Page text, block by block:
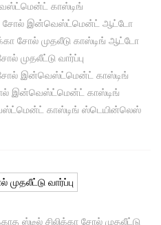
காஸ்டிங்
சோல் இன்வெஸ்ட்மென்ட் ஆட்டோ
சோல் முதலீடு காஸ்டிங் ஆட்டோ
முதலீட்டு வார்ப்பு
சோல் இன்வெஸ்ட்மென்ட் காஸ்டிங்
இன்வெஸ்ட்மென்ட் காஸ்டிங்
காஸ்டிங் ஸ்டெயின்லெஸ்
முதலீட்டு வார்ப்பு
ஸ்டீல் சிலிக்கா சோல் முதலீட்டு